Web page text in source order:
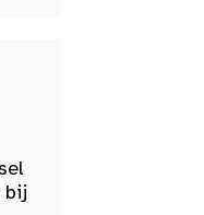
bij